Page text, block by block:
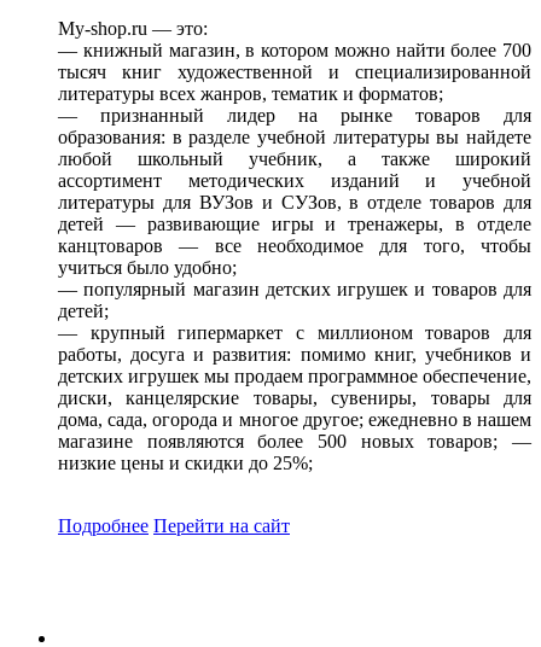
My-shop.ru — это:
— книжный магазин, в котором можно найти более 700
тысяч книг художественной и специализированной
литературы всех жанров, тематик и форматов;
— признанный лидер на рынке товаров для
образования: в разделе учебной литературы вы найдете
любой школьный учебник, а также широкий
ассортимент методических изданий и учебной
литературы для ВУЗов и СУЗов, в отделе товаров для
детей — развивающие игры и тренажеры, в отделе
канцтоваров — все необходимое для того, чтобы
учиться было удобно;
— популярный магазин детских игрушек и товаров для
детей;
— крупный гипермаркет с миллионом товаров для
работы, досуга и развития: помимо книг, учебников и
детских игрушек мы продаем программное обеспечение,
диски, канцелярские товары, сувениры, товары для
дома, сада, огорода и многое другое; ежедневно в нашем
магазине появляются более 500 новых товаров; —
низкие цены и скидки до 25%;
Подробнее Перейти на сайт